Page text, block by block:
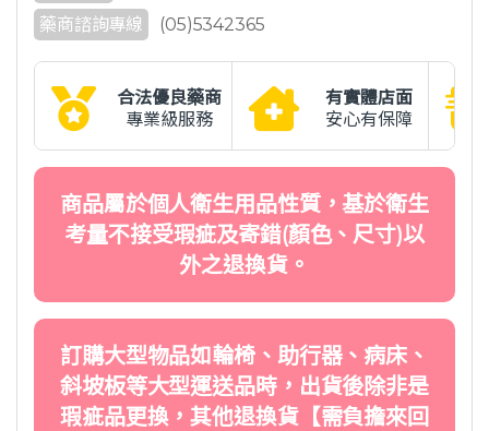
藥商諮詢專線
(05)5342365
合法優良藥商
專業級服務
有實體店面
安心有保障
商品屬於個人衛生用品性質，基於衛生
考量不接受瑕疵及寄錯(顏色、尺寸)以
外之退換貨。
訂購大型物品如輪椅、助行器、病床、
斜坡板等大型運送品時，出貨後除非是
瑕疵品更換，其他退換貨【需負擔來回